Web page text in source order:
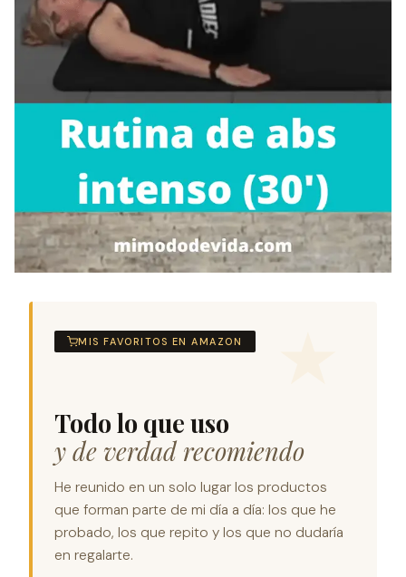
MIS FAVORITOS EN AMAZON
Todo lo que uso
y de verdad recomiendo
He reunido en un solo lugar los productos
que forman parte de mi día a día: los que he
probado, los que repito y los que no dudaría
en regalarte.